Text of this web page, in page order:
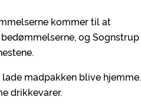
kommer til at
og Sognstrup
madpakken blive hjemme.
drikkevarer.